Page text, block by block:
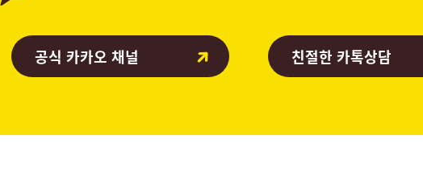
공식 카카오 채널 친절한 카톡상담